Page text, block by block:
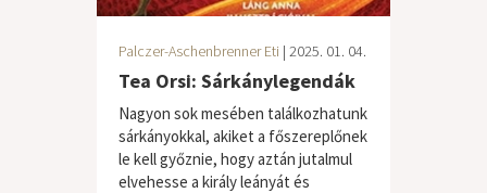
Palczer-Aschenbrenner Eti | 2025. 01. 04.
Tea Orsi: Sárkánylegendák
Nagyon sok mesében találkozhatunk
sárkányokkal, akiket a főszereplőnek
le kell győznie, hogy aztán jutalmul
elvehesse a király leányát és